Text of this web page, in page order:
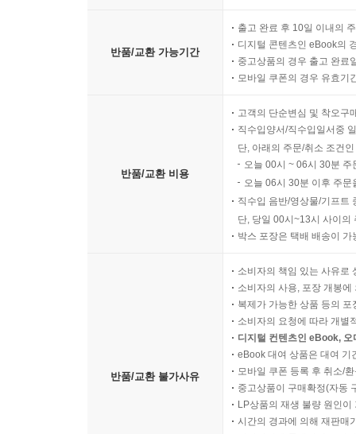
반품/교환 가능기간
출고 완료 후 10일 이내의
디지털 콘텐츠인 eBook의
중고상품의 경우 출고 완료
모바일 쿠폰의 경우 유효기
반품/교환 비용
고객의 단순변심 및 착오구
직수입양서/직수입일서중
단, 아래의 주문/취소 조건
오늘 00시 ~ 06시 30분
오늘 06시 30분 이후 주
직수입 음반/영상물/기프트
단, 당일 00시~13시 사이의
박스 포장은 택배 배송이
반품/교환 불가사유
소비자의 책임 있는 사유로
소비자의 사용, 포장 개봉
복제가 가능한 상품 등의
소비자의 요청에 따라 개별
디지털 컨텐츠인 eBook,
eBook 대여 상품은 대여 기
모바일 쿠폰 등록 후 취소/
중고상품이 구매확정(자동
LP상품의 재생 불량 원인
시간의 경과에 의해 재판매